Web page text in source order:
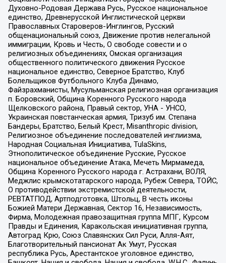
Духовно-Родовая Держава Русь, Русское национальное
единство, Древнерусской Инглистической церкви
Православных Староверов-Инглингов, Русский
общенациональный союз, Движение против нелегальной
иммиграции, Кровь и Честь, О свободе совести и о
религиозных объединениях, Омская организация
общественного политического движения Русское
национальное единство, Северное Братство, Клуб
Болельщиков Футбольного Клуба Динамо,
Файзрахманисты, Мусульманская религиозная организация
п. Боровский, Община Коренного Русского народа
Щелковского района, Правый сектор, УНА - УНСО,
Украинская повстанческая армия, Тризуб им. Степана
Бандеры, Братство, Белый Крест, Misanthropic division,
Религиозное объединение последователей инглиизма,
Народная Социальная Инициатива, TulaSkins,
Этнополитическое объединение Русские, Русское
национальное объединение Атака, Мечеть Мирмамеда,
Община Коренного Русского народа г. Астрахани, ВОЛЯ,
Меджлис крымскотатарского народа, Рубеж Севера, ТОЙС,
О противодействии экстремистской деятельности,
РЕВТАТПОД, Артподготовка, Штольц, В честь иконы
Божией Матери Державная, Сектор 16, Независимость,
Фирма, Молодежная правозащитная группа МПГ, Курсом
Правды и Единения, Каракольская инициативная группа,
Автоград Крю, Союз Славянских Сил Руси, Алля-Аят,
Благотворительный пансионат Ак Умут, Русская
республика Русь, Арестантское уголовное единство,